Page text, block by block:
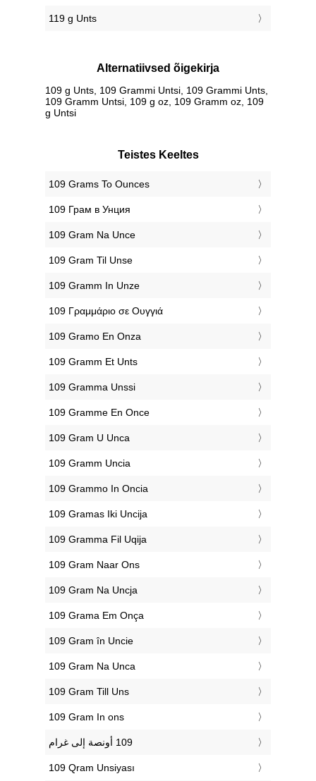
119 g Unts
Alternatiivsed õigekirja
109 g Unts, 109 Grammi Untsi, 109 Grammi Unts,
109 Gramm Untsi, 109 g oz, 109 Gramm oz, 109
g Untsi
Teistes Keeltes
‎109 Grams To Ounces
‎109 Грам в Унция
‎109 Gram Na Unce
‎109 Gram Til Unse
‎109 Gramm In Unze
‎109 Γραμμάριο σε Ουγγιά
‎109 Gramo En Onza
‎109 Gramm Et Unts
‎109 Gramma Unssi
‎109 Gramme En Once
‎109 Gram U Unca
‎109 Gramm Uncia
‎109 Grammo In Oncia
‎109 Gramas Iki Uncija
‎109 Gramma Fil Uqija
‎109 Gram Naar Ons
‎109 Gram Na Uncja
‎109 Grama Em Onça
‎109 Gram în Uncie
‎109 Gram Na Unca
‎109 Gram Till Uns
‎109 Gram In ons
‎109 Qram Unsiyası